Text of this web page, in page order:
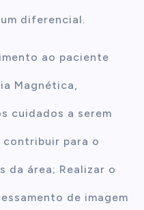
diferencial.
ao paciente
Magnética,
cuidados a serem
para o
da área; Realizar o
de imagem